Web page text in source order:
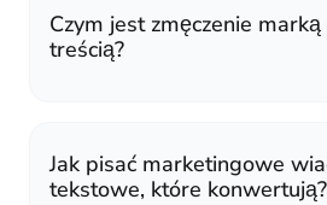
Czym jest zmęczenie marką
treścią?
Jak pisać marketingowe
tekstowe, które konwertują?